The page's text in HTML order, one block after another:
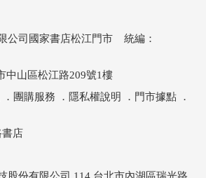
公司國家書店松江門市 統編：
中山區松江路209號1樓
． 團購服務 ． 隱私權說明 ． 門市據點 ．
店